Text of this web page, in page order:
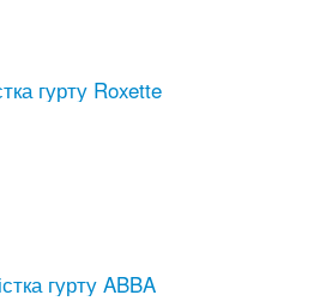
гурту Roxette
гурту ABBA